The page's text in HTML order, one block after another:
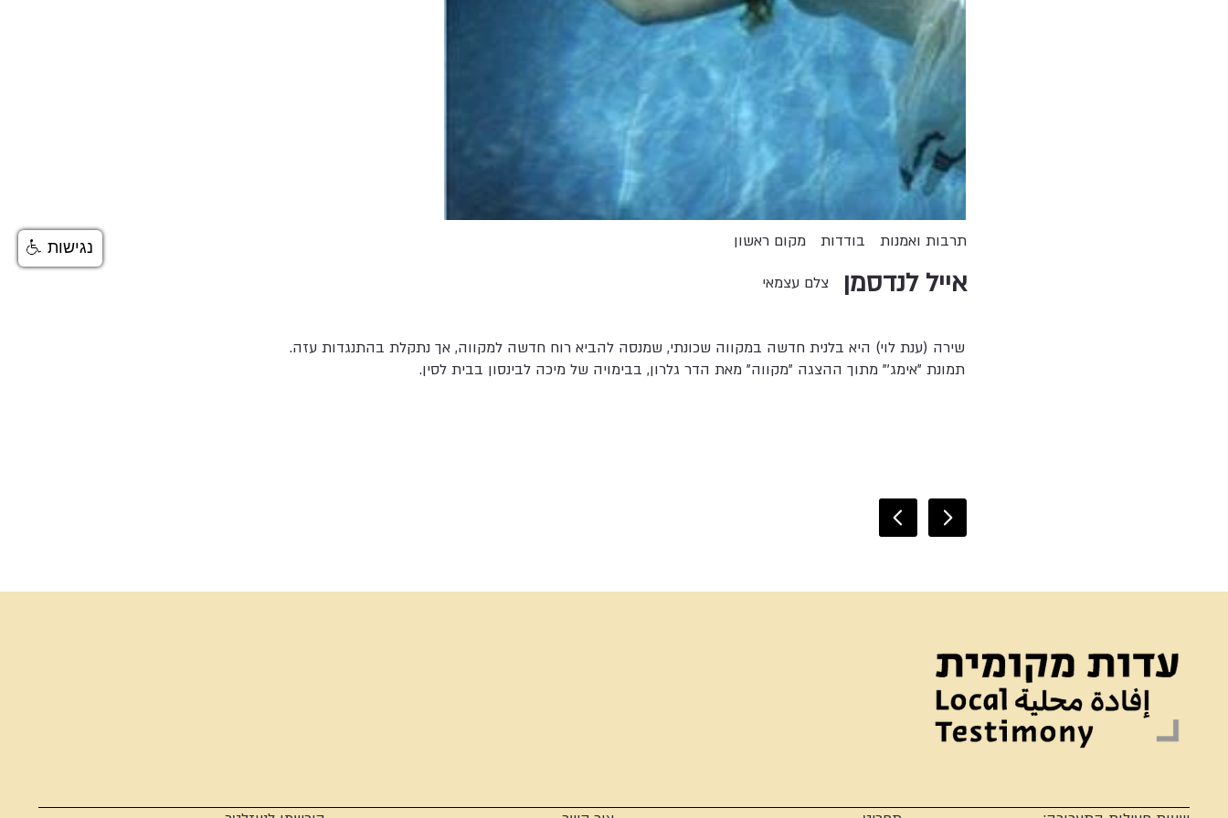
מקום ראשון בודדות תרבות ואמנות
אייל לנדסמן צלם עצמאי
שירה (ענת לוי) היא בלנית חדשה במקווה שכונתי, שמנסה להביא רוח חדשה למקווה, אך נתקלת בהתנגדות עזה.
תמונת "אימג'" מתוך ההצגה "מקווה" מאת הדר גלרון, בבימויה של מיכה לבינסון בבית לסין.
נגישות